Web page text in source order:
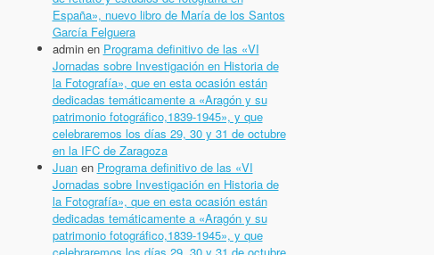
España», nuevo libro de María de los Santos
García Felguera
adminen Programa definitivo de las «VI
Jornadas sobre Investigación en Historia de
la Fotografía», que en esta ocasión están
dedicadas temáticamente a «Aragón y su
patrimonio fotográfico,1839-1945», y que
celebraremos los días 29, 30 y 31 de octubre
en la IFC de Zaragoza
Juanen Programa definitivo de las «VI
Jornadas sobre Investigación en Historia de
la Fotografía», que en esta ocasión están
dedicadas temáticamente a «Aragón y su
patrimonio fotográfico,1839-1945», y que